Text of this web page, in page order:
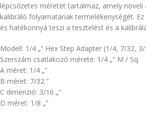
lépcsőzetes méretet tartalmaz, amely növeli
kalibráló folyamatának termelékenységét.
és hatékonnyá teszi a tesztelést és a
Modell: 1/4 „” Hex Step Adapter (1/4, 7/32,
Szerszám csatlakozó mérete: 1/4 „” M / Sq.
A méret: 1/4 „”
B méret: 7/32 ”
C dimenzió: 3/16 „”
D méret: 1/8 „”